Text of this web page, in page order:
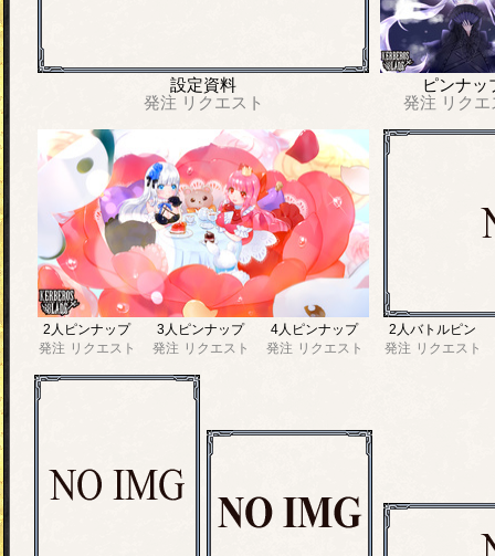
設定資料
発注 リクエスト
ピンナッ
発注 リク
2人ピンナップ
発注 リクエスト
3人ピンナップ
発注 リクエスト
4人ピンナップ
発注 リクエスト
2人バトルピン
発注 リクエスト